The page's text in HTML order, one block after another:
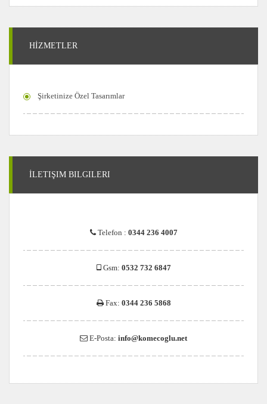
HİZMETLER
Şirketinize Özel Tasarımlar
İLETIŞIM BILGILERI
Telefon : 0344 236 4007
Gsm: 0532 732 6847
Fax: 0344 236 5868
E-Posta: info@komecoglu.net